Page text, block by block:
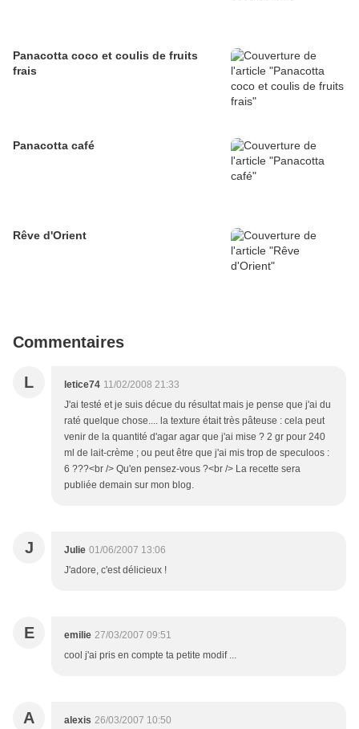
Panacotta coco et coulis de fruits
frais
Panacotta café
Rêve d'Orient
Commentaires
L letice74 11/02/2008 21:33
J'ai testé et je suis décue du résultat mais je pense que j'ai du
raté quelque chose.... la texture était très pâteuse : cela peut
venir de la quantité d'agar agar que j'ai mise ? 2 gr pour 240
ml de lait-crème ; ou peut être que j'ai mis trop de speculoos :
6 ???<br /> Qu'en pensez-vous ?<br /> La recette sera
publiée demain sur mon blog.
J Julie 01/06/2007 13:06
J'adore, c'est délicieux !
E emilie 27/03/2007 09:51
cool j'ai pris en compte ta petite modif ...
A alexis 26/03/2007 10:50